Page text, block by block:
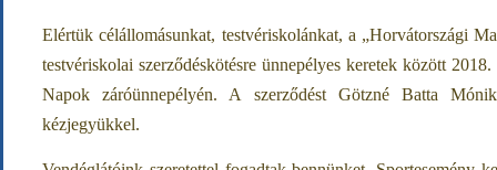
Elértük célállomásunkat, testvériskolánkat, a „Horvátországi
testvériskolai szerződéskötésre ünnepélyes keretek között
Napok záróünnepélyén. A szerződést Götzné Batta
kézjegyükkel.